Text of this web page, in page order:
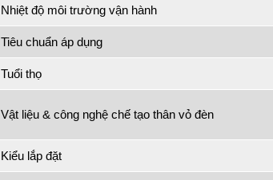
Nhiệt độ môi trường vận hành
Tiêu chuẩn áp dụng
Tuổi thọ
Vật liệu & công nghệ chế tạo thân vỏ đèn
Kiểu lắp đặt